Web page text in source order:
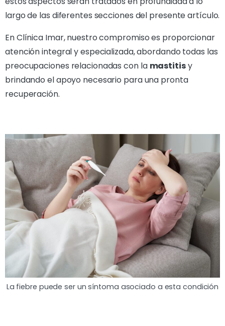
largo de las diferentes secciones del presente artículo.
En Clínica Imar, nuestro compromiso es proporcionar
atención integral y especializada, abordando todas las
preocupaciones relacionadas con la mastitisy
brindando el apoyo necesario para una pronta
recuperación.
La fiebre puede ser un síntoma asociado a esta condición